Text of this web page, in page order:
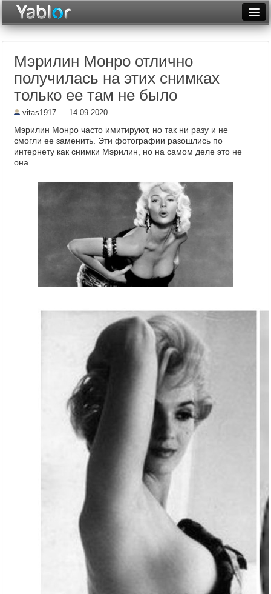
Неделя
Месяц
Архив
Фототоп
Видеотоп
Мэрилин Монро отлично
получилась на этих снимках
только ее там не было
vitas1917 — 14.09.2020
Мэрилин Монро часто имитируют, но так ни разу и не
смогли ее заменить. Эти фотографии разошлись по
интернету как снимки Мэрилин, но на самом деле это не
она.